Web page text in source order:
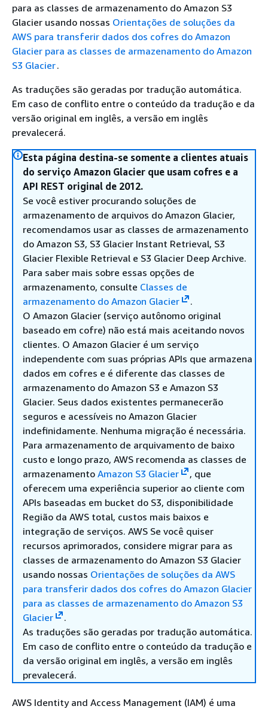
para as classes de armazenamento do Amazon S3
Glacier usando nossas Orientações de soluções da
AWS para transferir dados dos cofres do Amazon
Glacier para as classes de armazenamento do Amazon
S3 Glacier.
As traduções são geradas por tradução automática.
Em caso de conflito entre o conteúdo da tradução e da
versão original em inglês, a versão em inglês
prevalecerá.
Esta página destina-se somente a clientes atuais
do serviço Amazon Glacier que usam cofres e a
API REST original de 2012.
Se você estiver procurando soluções de
armazenamento de arquivos do Amazon Glacier,
recomendamos usar as classes de armazenamento
do Amazon S3, S3 Glacier Instant Retrieval, S3
Glacier Flexible Retrieval e S3 Glacier Deep Archive.
Para saber mais sobre essas opções de
armazenamento, consulte Classes de
armazenamento do Amazon Glacier
.
O Amazon Glacier (serviço autônomo original
baseado em cofre) não está mais aceitando novos
clientes. O Amazon Glacier é um serviço
independente com suas próprias APIs que armazena
dados em cofres e é diferente das classes de
armazenamento do Amazon S3 e Amazon S3
Glacier. Seus dados existentes permanecerão
seguros e acessíveis no Amazon Glacier
indefinidamente. Nenhuma migração é necessária.
Para armazenamento de arquivamento de baixo
custo e longo prazo, AWS recomenda as classes de
armazenamento Amazon S3 Glacier
, que
oferecem uma experiência superior ao cliente com
APIs baseadas em bucket do S3, disponibilidade
Região da AWS total, custos mais baixos e
integração de serviços. AWS Se você quiser
recursos aprimorados, considere migrar para as
classes de armazenamento do Amazon S3 Glacier
usando nossas Orientações de soluções da AWS
para transferir dados dos cofres do Amazon Glacier
para as classes de armazenamento do Amazon S3
Glacier
.
As traduções são geradas por tradução automática.
Em caso de conflito entre o conteúdo da tradução e
da versão original em inglês, a versão em inglês
prevalecerá.
AWS Identity and Access Management (IAM) é uma